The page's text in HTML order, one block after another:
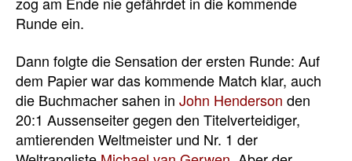
Runde ein.
Dann folgte die Sensation der ersten Runde: Auf
dem Papier war das kommende Match klar, auch
die Buchmacher sahen in John Henderson den
20:1 Aussenseiter gegen den Titelverteidiger,
amtierenden Weltmeister und Nr. 1 der